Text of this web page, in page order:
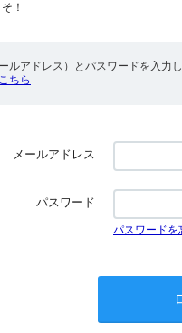
！
ルアドレス）とパスワードを入力し
ちら
メールアドレス
パスワード
パスワードを